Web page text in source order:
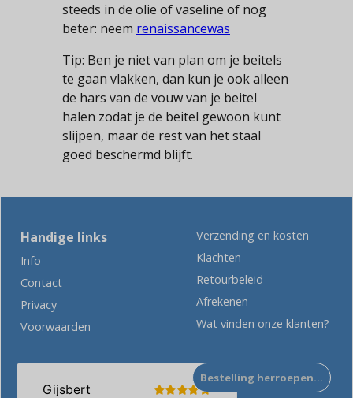
steeds in de olie of vaseline of nog
beter: neem renaissancewas
Tip: Ben je niet van plan om je beitels
te gaan vlakken, dan kun je ook alleen
de hars van de vouw van je beitel
halen zodat je de beitel gewoon kunt
slijpen, maar de rest van het staal
goed beschermd blijft.
Handige links
Info
Contact
Privacy
Voorwaarden
Verzending en kosten
Klachten
Retourbeleid
Afrekenen
Wat vinden onze klanten?
Bestelling herroepen…